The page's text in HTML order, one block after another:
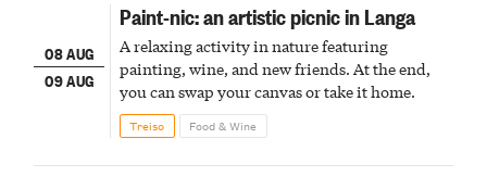
08 AUG
09 AUG
Paint-nic: an artistic picnic in Langa
A relaxing activity in nature featuring
painting, wine, and new friends. At the end,
you can swap your canvas or take it home.
Treiso Food & Wine